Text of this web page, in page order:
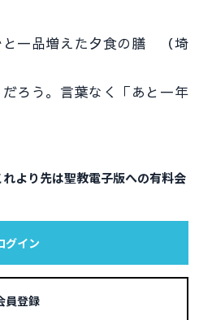
と一品増えた夕食の膳 （埼
ろう。言葉なく「あと一年
より先は聖教電子版への有料会
グイン
員登録